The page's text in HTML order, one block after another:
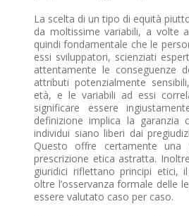
La scelta di un tipo di equità
da moltissime variabili, a volte
quindi fondamentale che le
essi sviluppatori, scienziati
attentamente le conseguenze
attributi potenzialmente
età, e le variabili ad essi
significare essere
definizione implica la garanzia
individui siano liberi dai
Questo offre certamente
prescrizione etica astratta.
giuridici riflettano principi etici,
oltre l’osservanza formale delle
essere valutato caso per caso.